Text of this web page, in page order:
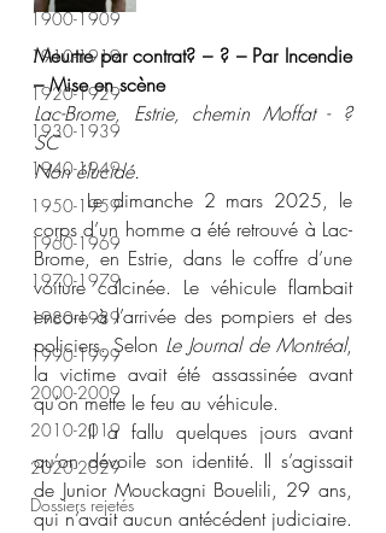
1900-1909
1910-1919
1920-1929
1930-1939
1940-1949
1950-1959
1960-1969
1970-1979
1980-1989
1990-1999
2000-2009
2010-2019
2020-2029
Dossiers rejetés
Meurtre par contrat? – ? – Par Incendie
– Mise en scène
Lac-Brome, Estrie, chemin Moffat - ?
SC
Non élucidé.
	Le dimanche 2 mars 2025, le
corps d’un homme a été retrouvé à Lac-
Brome, en Estrie, dans le coffre d’une
voiture calcinée. Le véhicule flambait
encore à l’arrivée des pompiers et des
policiers. Selon Le Journal de Montréal,
la victime avait été assassinée avant
qu’on mette le feu au véhicule.
	Il a fallu quelques jours avant
qu’on dévoile son identité. Il s’agissait
de Junior Mouckagni Bouelili, 29 ans,
qui n’avait aucun antécédent judiciaire.